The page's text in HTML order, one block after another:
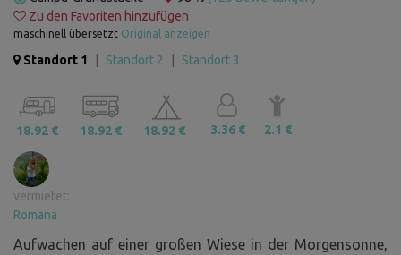
Zu den Favoriten hinzufügen
maschinell übersetzt Original anzeigen
Standort 1 Standort 2 Standort 3
18.92 € 18.92 € 18.92 € 3.36 € 2.1 €
vermietet:
Romana
Aufwachen auf einer großen Wiese in der Morgensonne,